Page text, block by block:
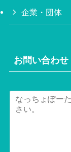
企業・団体
お問い合わせ